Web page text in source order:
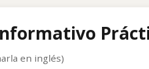
en inglés)